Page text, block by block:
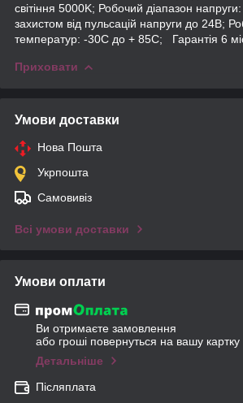
світіння 5000K; Робочий діапазон
захистом від пульсацій напруги до 24В;
температур: -30С до + 85С; Гарантія 6
Приховати
Умови доставки
Нова Пошта
Укрпошта
Самовивіз
Всі умови доставки
Умови оплати
Ви отримаєте замовлення
або гроші повернуться на вашу картку
Детальніше
Післяплата